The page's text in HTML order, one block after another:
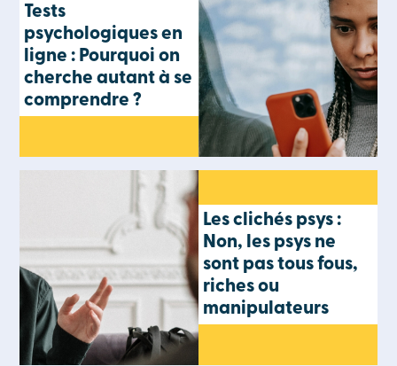
Tests
psychologiques en
ligne : Pourquoi on
cherche autant à se
comprendre ?
Les clichés psys :
Non, les psys ne
sont pas tous fous,
riches ou
manipulateurs